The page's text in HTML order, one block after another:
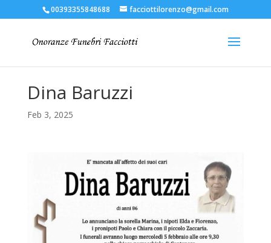
00393355848688 facciottilorenzo@gmail.com
Dina Baruzzi
Feb 3, 2025